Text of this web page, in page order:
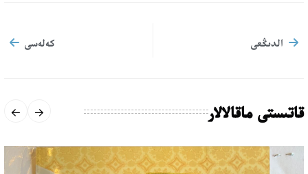
الدىڭعى كەلەسى
قاتىستى ماقالالار